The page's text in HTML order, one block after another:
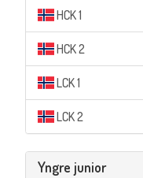
HCK 1
HCK 2
LCK 1
LCK 2
Yngre junior